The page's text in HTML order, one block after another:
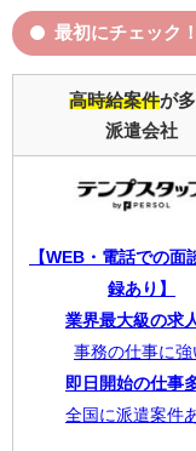
最初にチェック
高時給案件が
派遣会社
【WEB・電話での面
録あり】
業界最大級の求
事務の仕事に強
即日開始の仕事
全国に派遣案件